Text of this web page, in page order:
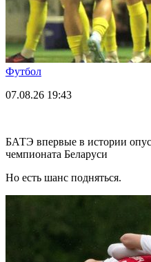
Футбол
07.08.26 19:43
БАТЭ впервые в истории
чемпионата Беларуси
Но есть шанс подняться.